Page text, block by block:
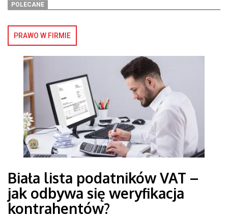
POLECANE
PRAWO W FIRMIE
Biała lista podatników VAT –
jak odbywa się weryfikacja
kontrahentów?